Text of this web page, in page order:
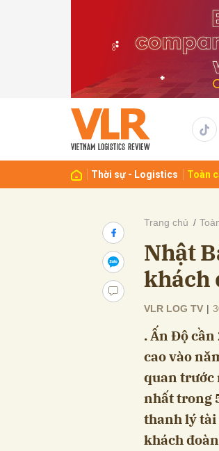
Thời sự - Logistics Toàn
Trang chủ
Nhật
khách
VLR LOG TV |
. Ấn Độ
cao vào
quan trước
nhất trong
thanh lý tài
khách